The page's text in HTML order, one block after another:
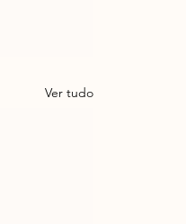
Ver tudo